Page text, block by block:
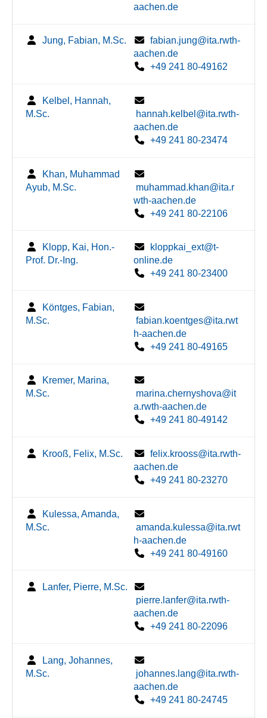
aachen.de
Jung, Fabian, M.Sc.
fabian.jung@ita.rwth-
aachen.de
+49 241 80-49162
Kelbel, Hannah,
M.Sc.
hannah.kelbel@ita.rwth-
aachen.de
+49 241 80-23474
Khan, Muhammad
Ayub, M.Sc.
muhammad.khan@ita.r
wth-aachen.de
+49 241 80-22106
Klopp, Kai, Hon.-
Prof. Dr.-Ing.
kloppkai_ext@t-
online.de
+49 241 80-23400
Köntges, Fabian,
M.Sc.
fabian.koentges@ita.rwt
h-aachen.de
+49 241 80-49165
Kremer, Marina,
M.Sc.
marina.chernyshova@it
a.rwth-aachen.de
+49 241 80-49142
Krooß, Felix, M.Sc.
felix.krooss@ita.rwth-
aachen.de
+49 241 80-23270
Kulessa, Amanda,
M.Sc.
amanda.kulessa@ita.rwt
h-aachen.de
+49 241 80-49160
Lanfer, Pierre, M.Sc.
pierre.lanfer@ita.rwth-
aachen.de
+49 241 80-22096
Lang, Johannes,
M.Sc.
johannes.lang@ita.rwth-
aachen.de
+49 241 80-24745